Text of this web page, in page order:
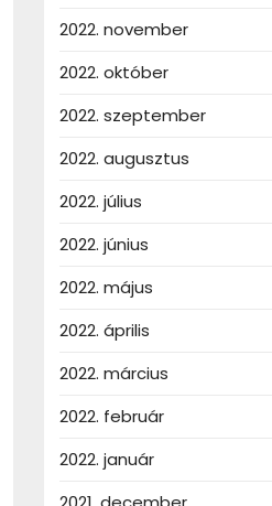
2022. november
2022. október
2022. szeptember
2022. augusztus
2022. július
2022. június
2022. május
2022. április
2022. március
2022. február
2022. január